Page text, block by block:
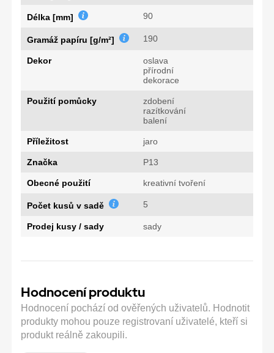
Délka [mm] 90
Gramáž papíru [g/m²] 190
Dekor
oslava
přírodní
dekorace
Použití pomůcky
zdobení
razítkování
balení
Příležitost jaro
Značka P13
Obecné použití kreativní tvoření
Počet kusů v sadě 5
Prodej kusy / sady sady
Hodnocení produktu
Hodnocení pochází od ověřených uživatelů. Hodnotit
produkty mohou pouze registrovaní uživatelé, kteří si
produkt reálně zakoupili.